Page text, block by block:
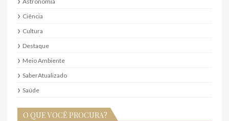
Ciência
Cultura
Destaque
Meio Ambiente
SaberAtualizado
Saúde
O QUE VOCÊ PROCURA?